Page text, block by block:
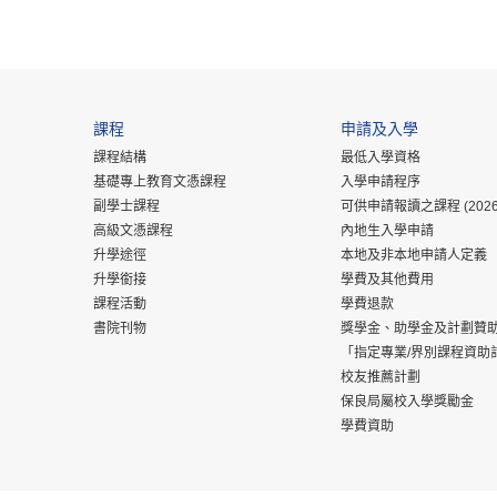
課程
課程結構
基礎專上教育文憑課程
副學士課程
高級文憑課程
升學途徑
升學銜接
課程活動
書院刊物
申請及入學
最低入學資格
入學申請程序
可供申請報讀之課程
內地生入學申請
本地及非本地申請人定義
學費及其他費用
學費退款
獎學金、助學金及計劃贊
「指定專業/界別課程資
校友推薦計劃
保良局屬校入學獎勵金
學費資助